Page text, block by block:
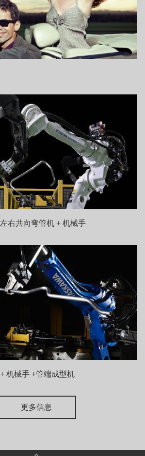
右共向弯管机 + 机械手
机械手 +管端成型机
更多信息